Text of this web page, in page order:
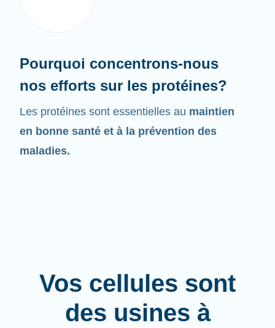
Pourquoi concentrons-nous
nos efforts sur les protéines?
Les protéines sont essentielles au maintien
en bonne santé et à la prévention des
maladies.
Vos cellules sont
des usines à